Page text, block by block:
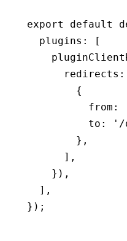
export default
  plugins
:
[
      redirects
:
        {
          from
:
          to
: '/
        }
,
      ]
,
    })
,
  ]
,
});